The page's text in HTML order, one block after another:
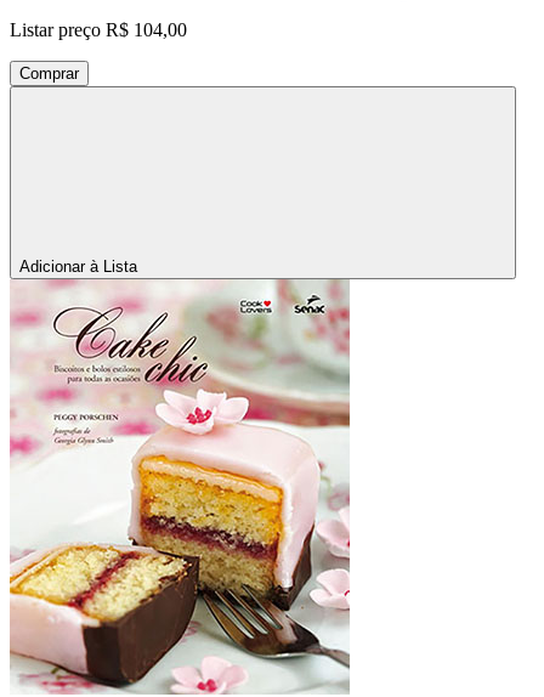
Listar preço R$ 104,00
Comprar
Adicionar à Lista